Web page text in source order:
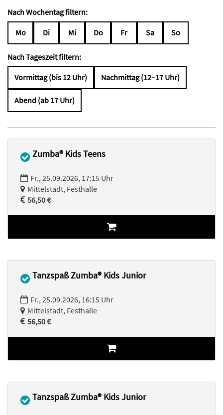
Nach Wochentag filtern:
Mo Di Mi Do Fr Sa So
Nach Tageszeit filtern:
Vormittag (bis 12 Uhr) Nachmittag (12–17 Uhr)
Abend (ab 17 Uhr)
Zumba® Kids Teens
Fr., 25.09.2026, 17:15 Uhr
Mittelstadt, Festhalle
56,50 €
Tanzspaß Zumba® Kids Junior
Fr., 25.09.2026, 16:15 Uhr
Mittelstadt, Festhalle
56,50 €
Tanzspaß Zumba® Kids Junior